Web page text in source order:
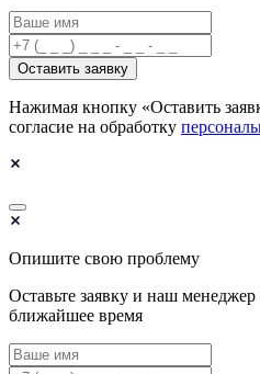
Оставить заявку
Нажимая кнопку «Оставить
согласие на обработку
Опишите свою проблему
Оставьте заявку и наш менеджер
ближайшее время